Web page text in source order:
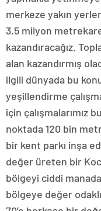
merkeze yakın
3,5 milyon
kazandıracağız.
alan kazandırmış
ilgili dünyada bu
yeşillendirme
için çalışmalarımız
noktada 120 bin
bir kent parkı inşa
değer üreten bir
bölgeyi ciddi
bölgeye değer